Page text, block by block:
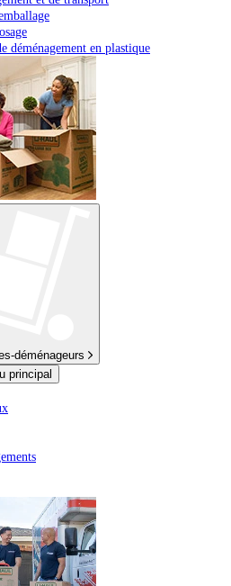
déménagement en plastique
déménageurs
principal